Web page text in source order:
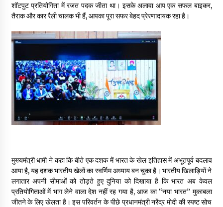
शॉटपुट प्रतियोगिता में रजत पदक जीता था। इसके अलावा आप एक सफल बाइकर,
तैराक और कार रैली चालक भी हैं, आपका पूरा सफर बेहद प्रेरणादायक रहा है।
मुख्यमंत्री धामी ने कहा कि बीते एक दशक में भारत के खेल इतिहास में अभूतपूर्व बदलाव
आया है, यह दशक भारतीय खेलों का स्वर्णिम अध्याय बन चुका है। भारतीय खिलाड़ियों ने
लगातार अपनी सीमाओं को तोड़ते हुए दुनिया को दिखाया है कि भारत अब केवल
प्रतियोगिताओं में भाग लेने वाला देश नहीं रह गया है, आज का “नया भारत” मुकाबला
जीतने के लिए खेलता है। इस परिवर्तन के पीछे प्रधानमंत्री नरेंद्र मोदी की स्पष्ट सोच